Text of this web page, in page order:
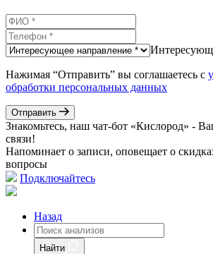
Нажимая “Отправить” вы соглашаетесь с
обработки персональных данных
Отправить
Знакомьтесь, наш чат-бот «Кислород» -
связи!
Напоминает о записи, оповещает о
вопросы
Подключайтесь
Назад
Найти